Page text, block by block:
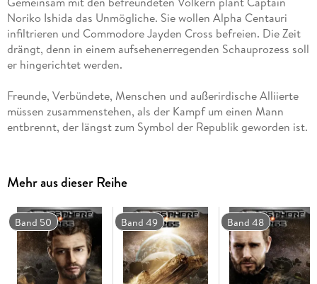
Noriko Ishida das Unmögliche. Sie wollen Alpha Centauri
infiltrieren und Commodore Jayden Cross befreien. Die Zeit
drängt, denn in einem aufsehenerregenden Schauprozess soll
Freunde, Verbündete, Menschen und außerirdische Alliierte
müssen zusammenstehen, als der Kampf um einen Mann
Dies ist der 34. Roman der Serie "Heliosphere 2265".
Mehr aus dieser Reihe
Band 50 Band 49 Band 48